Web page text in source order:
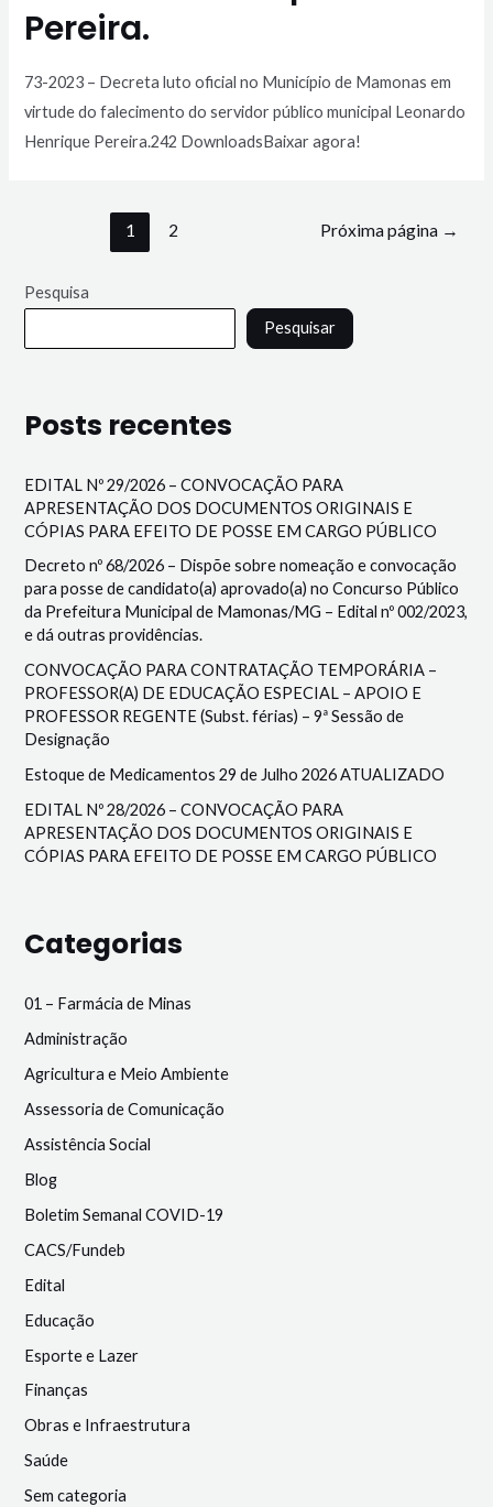
Pereira.
73-2023 – Decreta luto oficial no Município de Mamonas em
virtude do falecimento do servidor público municipal Leonardo
Henrique Pereira.242 DownloadsBaixar agora!
1 2 Próxima página →
Pesquisa
Pesquisar
Posts recentes
EDITAL Nº 29/2026 – CONVOCAÇÃO PARA
APRESENTAÇÃO DOS DOCUMENTOS ORIGINAIS E
CÓPIAS PARA EFEITO DE POSSE EM CARGO PÚBLICO
Decreto nº 68/2026 – Dispõe sobre nomeação e convocação
para posse de candidato(a) aprovado(a) no Concurso Público
da Prefeitura Municipal de Mamonas/MG – Edital nº 002/2023,
e dá outras providências.
CONVOCAÇÃO PARA CONTRATAÇÃO TEMPORÁRIA –
PROFESSOR(A) DE EDUCAÇÃO ESPECIAL – APOIO E
PROFESSOR REGENTE (Subst. férias) – 9ª Sessão de
Designação
Estoque de Medicamentos 29 de Julho 2026 ATUALIZADO
EDITAL Nº 28/2026 – CONVOCAÇÃO PARA
APRESENTAÇÃO DOS DOCUMENTOS ORIGINAIS E
CÓPIAS PARA EFEITO DE POSSE EM CARGO PÚBLICO
Categorias
01 – Farmácia de Minas
Administração
Agricultura e Meio Ambiente
Assessoria de Comunicação
Assistência Social
Blog
Boletim Semanal COVID-19
CACS/Fundeb
Edital
Educação
Esporte e Lazer
Finanças
Obras e Infraestrutura
Saúde
Sem categoria